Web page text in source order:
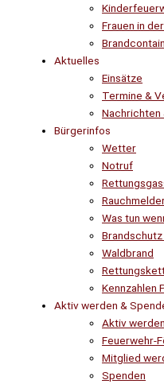
Frauen in
Aktuelles
Einsätze
Termine &
Nachrichten
Bürgerinfos
Wetter
Notruf
Was tun
Waldbrand
Kennzahlen
Aktiv werden &
Aktiv werden
Feuerwehr-
Mitglied
Spenden